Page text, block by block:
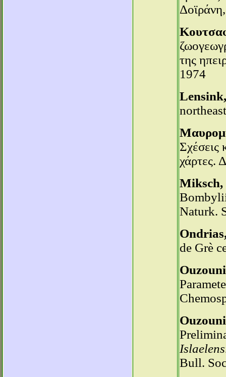
της
1974
Σχέσεις
χάρτες.
Miksch,
Naturk.
de Grè
Bull.